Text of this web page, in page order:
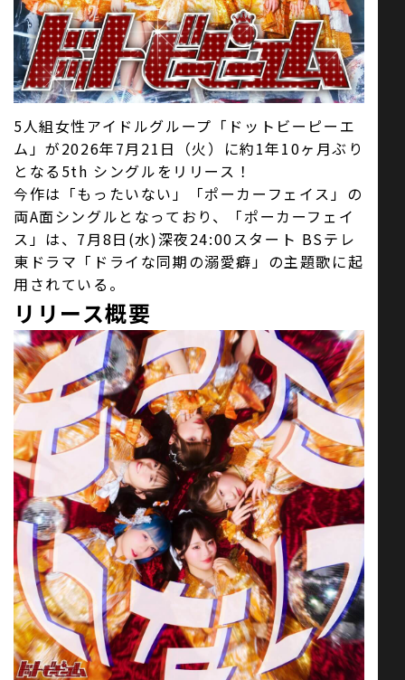
SNS
お問い合わせ
5人組女性アイドルグループ「ドットビーピーエ
ム」が2026年7月21日（火）に約1年10ヶ月ぶり
となる5th シングルをリリース！
今作は「もったいない」「ポーカーフェイス」の
両A面シングルとなっており、「ポーカーフェイ
ス」は、7月8日(水)深夜24:00スタート BSテレ
東ドラマ「ドライな同期の溺愛癖」の主題歌に起
用されている。
リリース概要